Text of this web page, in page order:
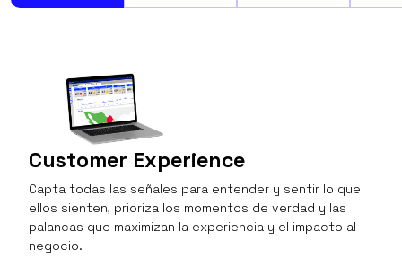
Customer Experience
Capta todas las señales para entender y sentir lo que
ellos sienten, prioriza los momentos de verdad y las
palancas que maximizan la experiencia y el impacto al
negocio.